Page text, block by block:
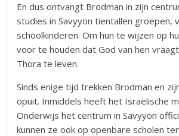
En dus ontvangt Brodman in zijn
studies in Savyyon tientallen groepen,
schoolkinderen. Om hun te wijzen op
voor te houden dat God van hen
Thora te leven.
Sinds enige tijd trekken Brodman en
opuit. Inmiddels heeft het Israëlische
Onderwijs het centrum in Savyyon
kunnen ze ook op openbare scholen